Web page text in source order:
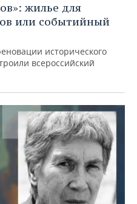
жилье для
или событийный
исторического
всероссийский